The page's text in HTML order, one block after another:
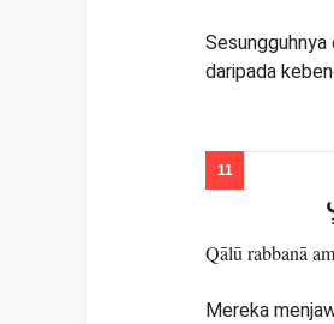
Sesungguhnya
daripada
Qālū rabbanā
Mereka